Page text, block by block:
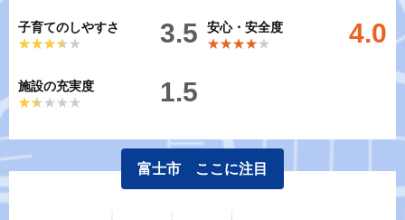
子育てのしやすさ
★★★★★
★★★★★ 3.5
安心・安全度
★★★★★
★★★★★ 4.0
施設の充実度
★★★★★
★★★★★ 1.5
富士市 ここに注目